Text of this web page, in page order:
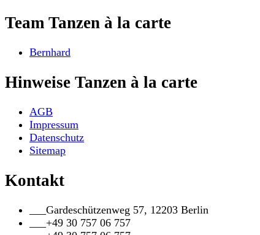
Team Tanzen à la carte
Bernhard
Hinweise Tanzen à la carte
AGB
Impressum
Datenschutz
Sitemap
Kontakt
Gardeschützenweg 57, 12203 Berlin
+49 30 757 06 757